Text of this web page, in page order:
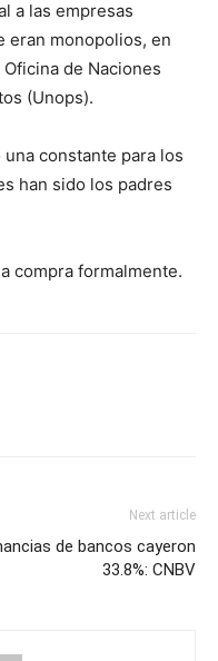
a las empresas
eran monopolios, en
de Naciones
(Unops).
constante para los
han sido los padres
compra formalmente.
Next article
de bancos cayeron
33.8%: CNBV